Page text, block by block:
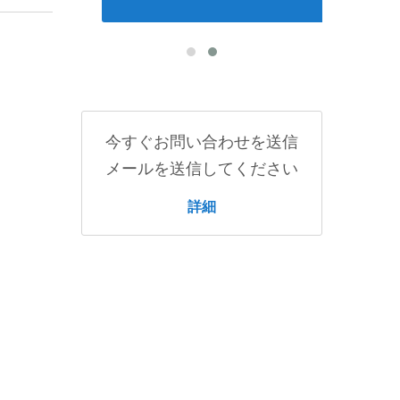
今すぐお問い合わせを送信
メールを送信してください
詳細